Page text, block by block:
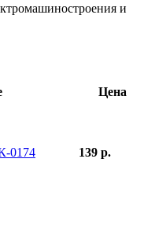
и
Цена
0174 139 р.